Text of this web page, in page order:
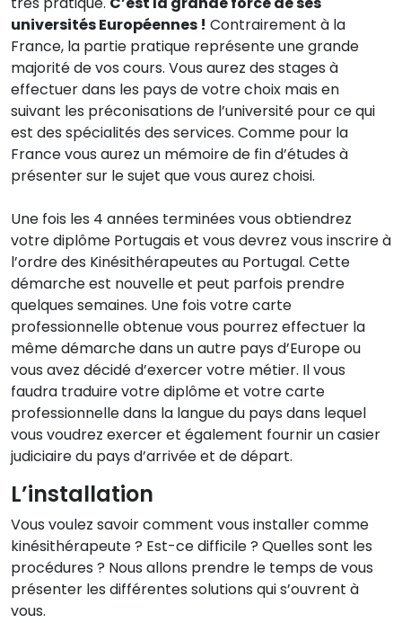
universités Européennes ! Contrairement à la
France, la partie pratique représente une grande
majorité de vos cours. Vous aurez des stages à
effectuer dans les pays de votre choix mais en
suivant les préconisations de l’université pour ce qui
est des spécialités des services. Comme pour la
France vous aurez un mémoire de fin d’études à
présenter sur le sujet que vous aurez choisi.
Une fois les 4 années terminées vous obtiendrez
votre diplôme Portugais et vous devrez vous inscrire à
l’ordre des Kinésithérapeutes au Portugal. Cette
démarche est nouvelle et peut parfois prendre
quelques semaines. Une fois votre carte
professionnelle obtenue vous pourrez effectuer la
même démarche dans un autre pays d’Europe ou
vous avez décidé d’exercer votre métier. Il vous
faudra traduire votre diplôme et votre carte
professionnelle dans la langue du pays dans lequel
vous voudrez exercer et également fournir un casier
judiciaire du pays d’arrivée et de départ.
L’installation
Vous voulez savoir comment vous installer comme
kinésithérapeute ? Est-ce difficile ? Quelles sont les
procédures ? Nous allons prendre le temps de vous
présenter les différentes solutions qui s’ouvrent à
vous.